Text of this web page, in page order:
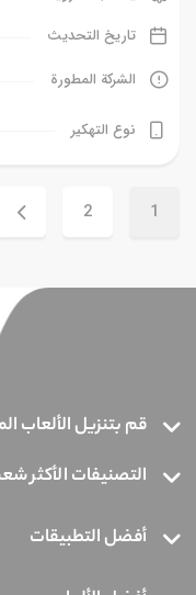
تاريخ التحديث
الشركة المطورة
نوع التهكير
1
2
قم بتنزيل الألعاب
التصنيفات الأكثر
أفضل التطبيقات